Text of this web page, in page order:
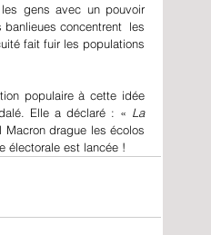
gens avec un pouvoir
concentrent  les
fait fuir les populations
populaire à cette idée
Elle a déclaré : « La
drague les écolos
électorale est lancée !